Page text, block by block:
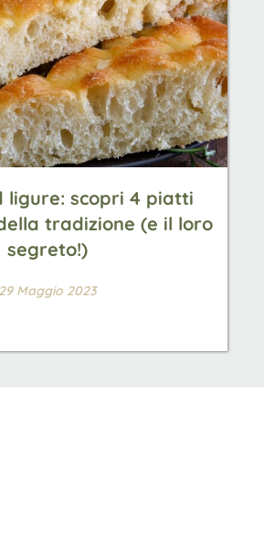
ligure: scopri 4 piatti
tradizione (e il loro
segreto!)
29 Maggio 2023